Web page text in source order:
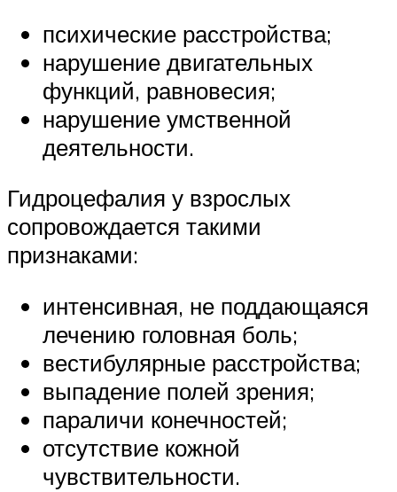
психические расстройства;
нарушение двигательных
функций, равновесия;
нарушение умственной
деятельности.
Гидроцефалия у взрослых
сопровождается такими
признаками:
интенсивная, не поддающаяся
лечению головная боль;
вестибулярные расстройства;
выпадение полей зрения;
параличи конечностей;
отсутствие кожной
чувствительности.